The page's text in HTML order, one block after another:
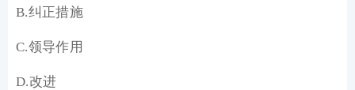
B.纠正措施
C.领导作用
D.改进